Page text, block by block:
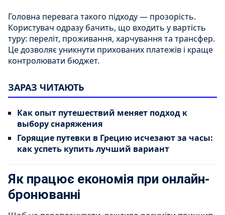
Головна перевага такого підходу — прозорість.
Користувач одразу бачить, що входить у вартість
туру: переліт, проживання, харчування та трансфер.
Це дозволяє уникнути прихованих платежів і краще
контролювати бюджет.
ЗАРАЗ ЧИТАЮТЬ
Как опыт путешествий меняет подход к
выбору снаряжения
Горящие путевки в Грецию исчезают за часы:
как успеть купить лучший вариант
Як працює економія при онлайн-
бронюванні